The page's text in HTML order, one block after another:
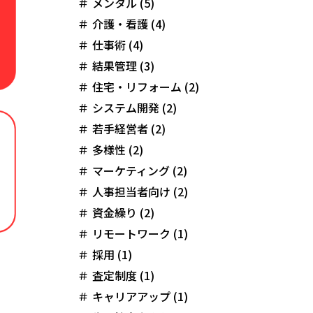
介護・看護 (4)
仕事術 (4)
結果管理 (3)
住宅・リフォーム (2)
システム開発 (2)
若手経営者 (2)
多様性 (2)
マーケティング (2)
人事担当者向け (2)
資金繰り (2)
リモートワーク (1)
採用 (1)
査定制度 (1)
キャリアアップ (1)